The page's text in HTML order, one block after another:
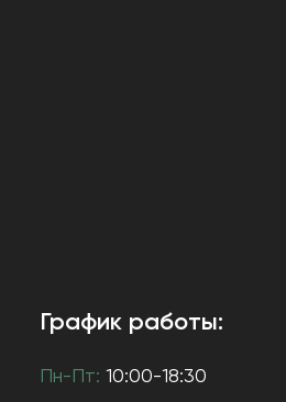
График работы:
Пн-Пт: 10:00-18:30